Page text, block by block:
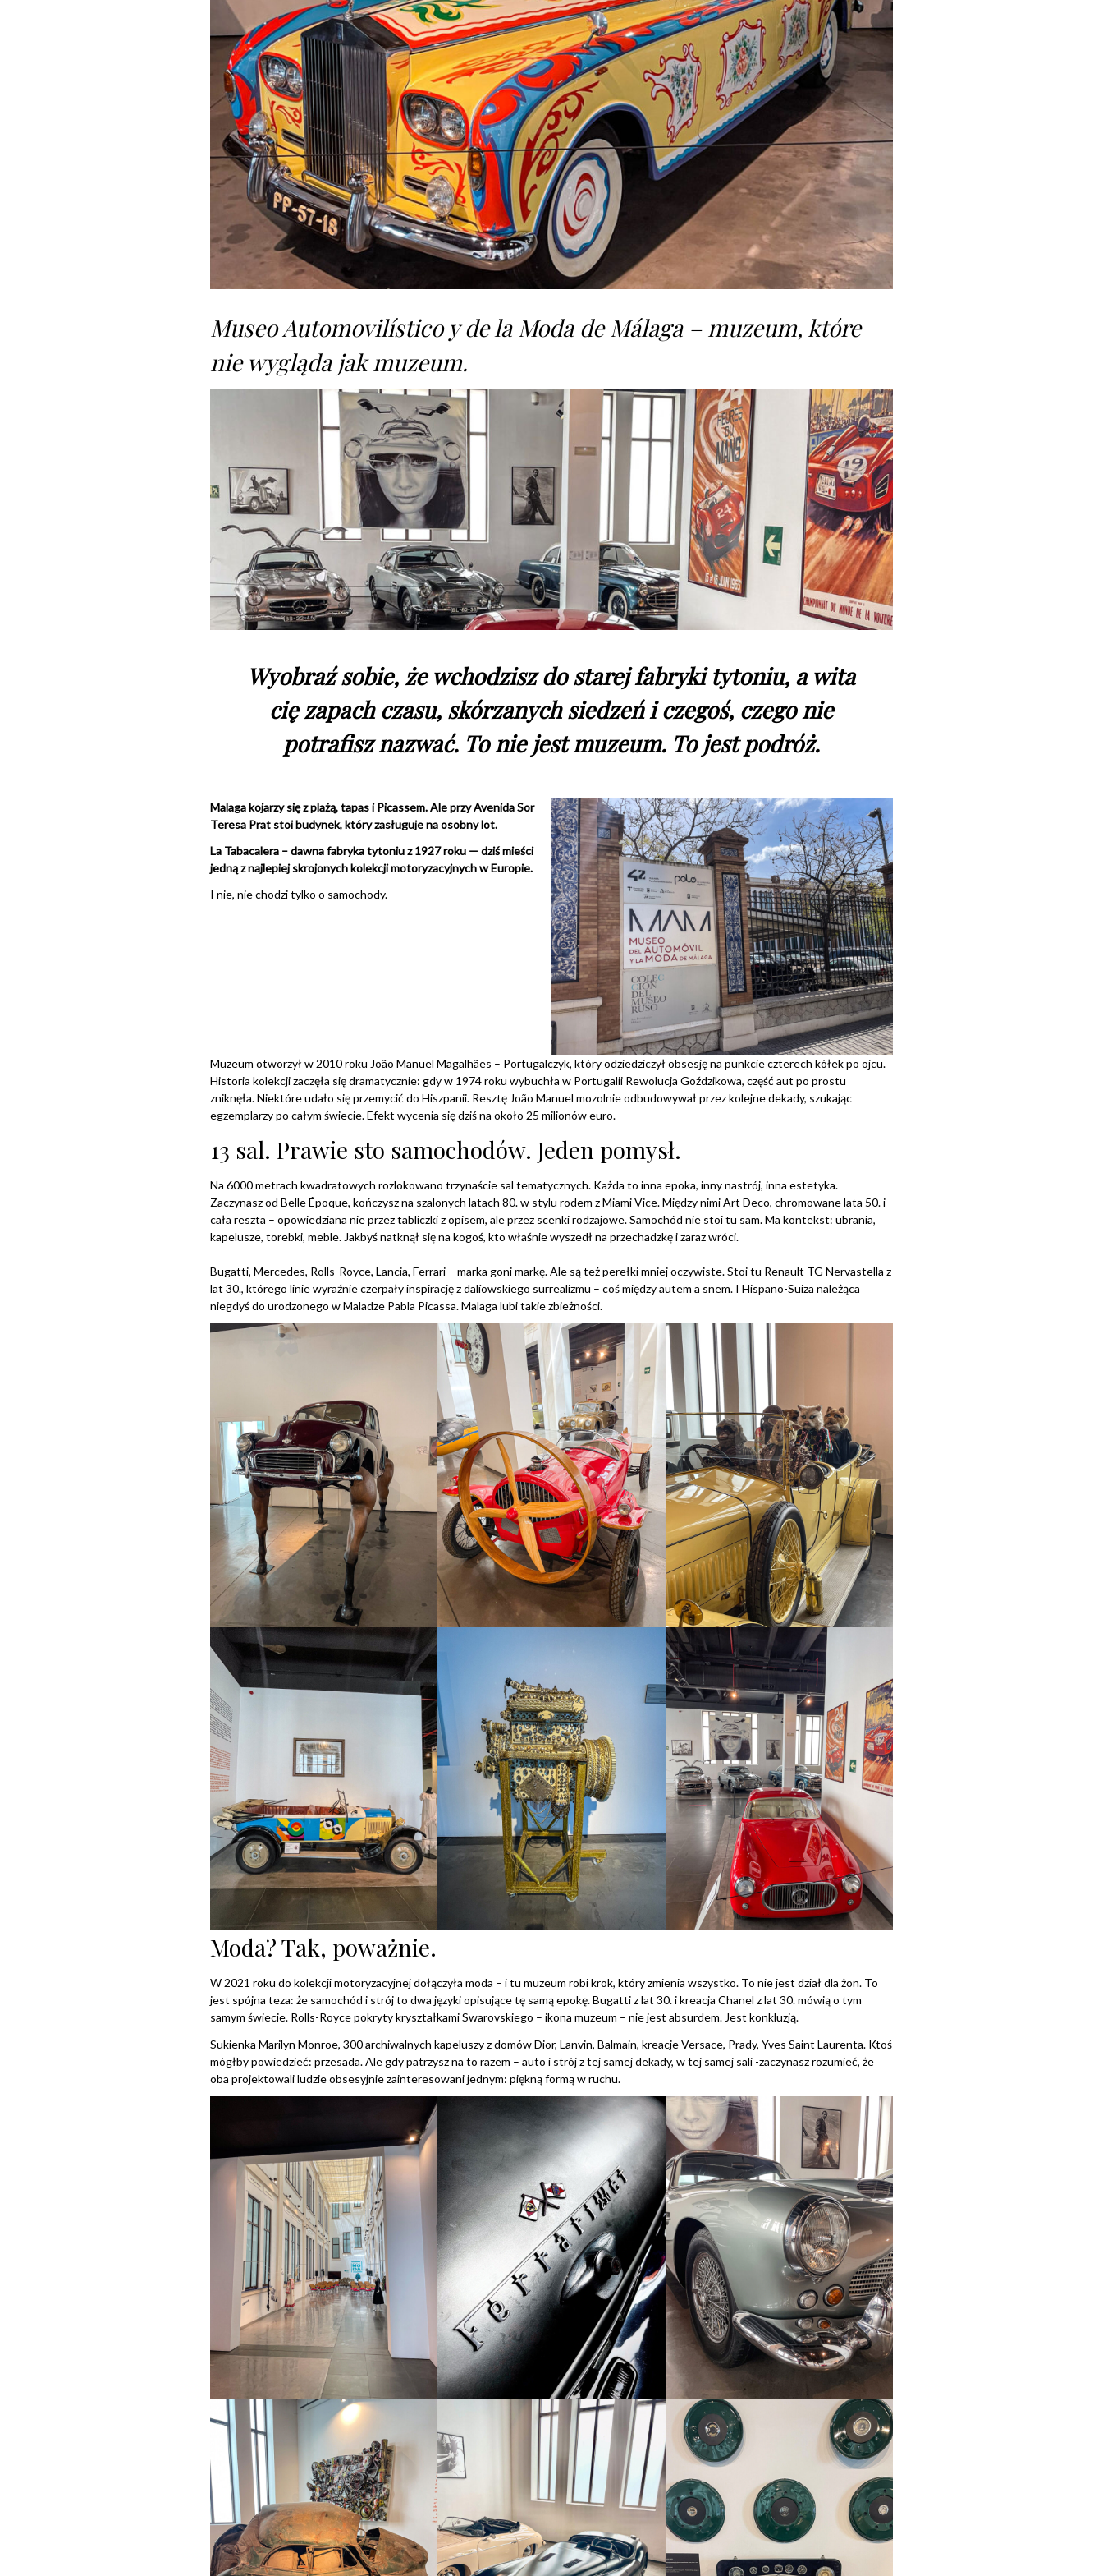
Museo Automovilístico y de la Moda de Málaga – muzeum, które
nie wygląda jak muzeum.
Wyobraź sobie, że wchodzisz do starej fabryki tytoniu, a wita
cię zapach czasu, skórzanych siedzeń i czegoś, czego nie
potrafisz nazwać. To nie jest muzeum. To jest podróż.
Malaga kojarzy się z plażą, tapas i Picassem. Ale przy Avenida Sor
Teresa Prat stoi budynek, który zasługuje na osobny lot.
La Tabacalera – dawna fabryka tytoniu z 1927 roku — dziś mieści
jedną z najlepiej skrojonych kolekcji motoryzacyjnych w Europie.
I nie, nie chodzi tylko o samochody.
Muzeum otworzył w 2010 roku João Manuel Magalhães – Portugalczyk, który odziedziczył obsesję na punkcie czterech kółek po ojcu.
Historia kolekcji zaczęła się dramatycznie: gdy w 1974 roku wybuchła w Portugalii Rewolucja Goździkowa, część aut po prostu
zniknęła. Niektóre udało się przemycić do Hiszpanii. Resztę João Manuel mozolnie odbudowywał przez kolejne dekady, szukając
egzemplarzy po całym świecie. Efekt wycenia się dziś na około 25 milionów euro.
13 sal. Prawie sto samochodów. Jeden pomysł.
Na 6000 metrach kwadratowych rozlokowano trzynaście sal tematycznych. Każda to inna epoka, inny nastrój, inna estetyka.
Zaczynasz od Belle Époque, kończysz na szalonych latach 80. w stylu rodem z Miami Vice. Między nimi Art Deco, chromowane lata 50. i
cała reszta – opowiedziana nie przez tabliczki z opisem, ale przez scenki rodzajowe. Samochód nie stoi tu sam. Ma kontekst: ubrania,
kapelusze, torebki, meble. Jakbyś natknął się na kogoś, kto właśnie wyszedł na przechadzkę i zaraz wróci.
Bugatti, Mercedes, Rolls-Royce, Lancia, Ferrari – marka goni markę. Ale są też perełki mniej oczywiste. Stoi tu Renault TG Nervastella z
lat 30., którego linie wyraźnie czerpały inspirację z dalíowskiego surrealizmu – coś między autem a snem. I Hispano-Suiza należąca
niegdyś do urodzonego w Maladze Pabla Picassa. Malaga lubi takie zbieżności.
Moda? Tak, poważnie.
W 2021 roku do kolekcji motoryzacyjnej dołączyła moda – i tu muzeum robi krok, który zmienia wszystko. To nie jest dział dla żon. To
jest spójna teza: że samochód i strój to dwa języki opisujące tę samą epokę. Bugatti z lat 30. i kreacja Chanel z lat 30. mówią o tym
samym świecie. Rolls-Royce pokryty kryształkami Swarovskiego – ikona muzeum – nie jest absurdem. Jest konkluzją.
Sukienka Marilyn Monroe, 300 archiwalnych kapeluszy z domów Dior, Lanvin, Balmain, kreacje Versace, Prady, Yves Saint Laurenta. Ktoś
mógłby powiedzieć: przesada. Ale gdy patrzysz na to razem – auto i strój z tej samej dekady, w tej samej sali -zaczynasz rozumieć, że
oba projektowali ludzie obsesyjnie zainteresowani jednym: piękną formą w ruchu.